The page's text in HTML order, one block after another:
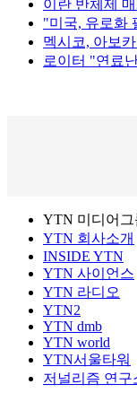
이란 반체제
"미국, 유로화
멕시코, 아보
로이터 "연료
YTN 미디어그
YTN 회사소개
INSIDE YTN
YTN 사이언스
YTN 라디오
YTN2
YTN dmb
YTN world
YTN서울타워
저널리즘 연구